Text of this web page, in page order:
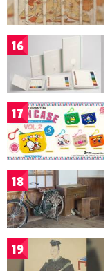
16
17
18
19